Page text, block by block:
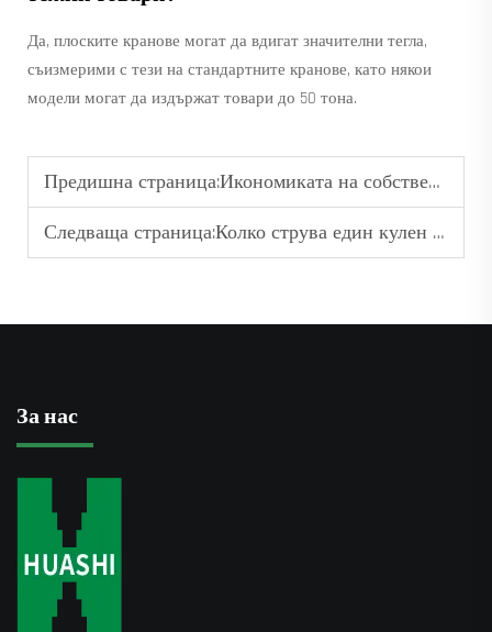
Да, плоските кранове могат да вдигат значителни тегла,
съизмерими с тези на стандартните кранове, като някои
модели могат да издържат товари до 50 тона.
Предишна страница:Икономиката на собствеността върху кулиеви кранове: покупка срещу наемане за дългосрочни проекти
Следваща страница:Колко струва един кулен подемник? Обяснение на ценовите фактори
За нас